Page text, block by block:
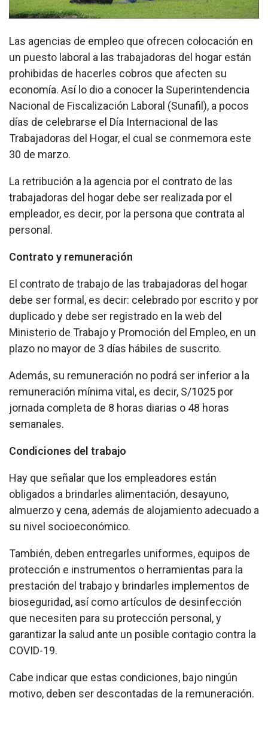
Las agencias de empleo que ofrecen colocación en
un puesto laboral a las trabajadoras del hogar están
prohibidas de hacerles cobros que afecten su
economía. Así lo dio a conocer la Superintendencia
Nacional de Fiscalización Laboral (Sunafil), a pocos
días de celebrarse el Día Internacional de las
Trabajadoras del Hogar, el cual se conmemora este
30 de marzo.
La retribución a la agencia por el contrato de las
trabajadoras del hogar debe ser realizada por el
empleador, es decir, por la persona que contrata al
personal.
Contrato y remuneración
El contrato de trabajo de las trabajadoras del hogar
debe ser formal, es decir: celebrado por escrito y por
duplicado y debe ser registrado en la web del
Ministerio de Trabajo y Promoción del Empleo, en un
plazo no mayor de 3 días hábiles de suscrito.
Además, su remuneración no podrá ser inferior a la
remuneración mínima vital, es decir, S/1025 por
jornada completa de 8 horas diarias o 48 horas
semanales.
Condiciones del trabajo
Hay que señalar que los empleadores están
obligados a brindarles alimentación, desayuno,
almuerzo y cena, además de alojamiento adecuado a
su nivel socioeconómico.
También, deben entregarles uniformes, equipos de
protección e instrumentos o herramientas para la
prestación del trabajo y brindarles implementos de
bioseguridad, así como artículos de desinfección
que necesiten para su protección personal, y
garantizar la salud ante un posible contagio contra la
COVID-19.
Cabe indicar que estas condiciones, bajo ningún
motivo, deben ser descontadas de la remuneración.